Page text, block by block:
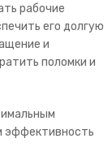
рабочие
его долгую
и
поломки и
эффективность